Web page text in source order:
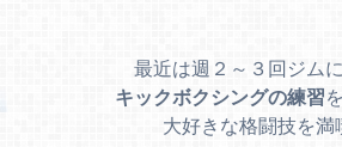
最近は週２～３回ジムに
キックボクシングの練習
大好きな格闘技を満